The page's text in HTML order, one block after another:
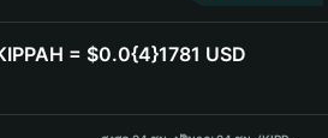
= $0.0{4}1781 USD